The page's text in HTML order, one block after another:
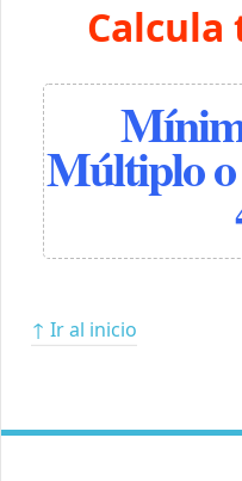
Calcula
Múltiplo
↑ Ir al inicio